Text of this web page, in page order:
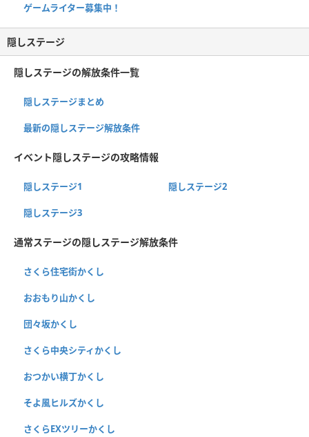
ゲームライター募集中！
隠しステージ
隠しステージの解放条件一覧
隠しステージまとめ
最新の隠しステージ解放条件
イベント隠しステージの攻略情報
隠しステージ1 隠しステージ2
隠しステージ3
通常ステージの隠しステージ解放条件
さくら住宅街かくし
おおもり山かくし
団々坂かくし
さくら中央シティかくし
おつかい横丁かくし
そよ風ヒルズかくし
さくらEXツリーかくし